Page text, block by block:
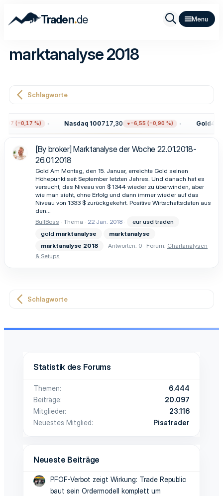
Traden.de
marktanalyse 2018
Schlagworte
(−0,17 %) Nasdaq 100717,30 −6,55 (−0,90 %) Gold
[By broker] Marktanalyse der Woche 22.01.2018-
26.01.2018
Gold Am Montag, den 15. Januar, erreichte Gold seinen
Höhepunkt seit September letzten Jahres. Und danach hat es
versucht, das Niveau von $ 1344 wieder zu überwinden, aber
wie man sieht, ohne Erfolg und dann immer wieder auf das
Niveau von 1333 $ zurückgekehrt. Positive Wirtschaftsdaten aus
den...
BullBoss
Thema 22 Jan. 2018
eur usd traden
gold marktanalyse
marktanalyse
marktanalyse 2018 Antworten: 0 Forum: Chartanalysen
& Setups
Schlagworte
Statistik des Forums
Themen
6.444
Beiträge
20.097
Mitglieder
23.116
Neuestes Mitglied
Pisatrader
Neueste Beiträge
PFOF-Verbot zeigt Wirkung: Trade Republic
baut sein Ordermodell komplett um